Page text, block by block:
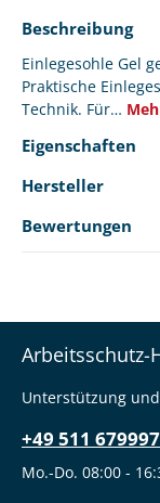
Beschreibung
Einlegesohle Gel
Praktische
Technik. Für…
Eigenschaften
Hersteller
Bewertungen
Arbeitsschutz-
Unterstützung
+49 511
Mo.-Do. 08:00 -